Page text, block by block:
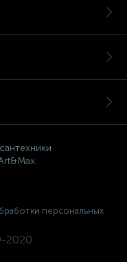
персональных
2020